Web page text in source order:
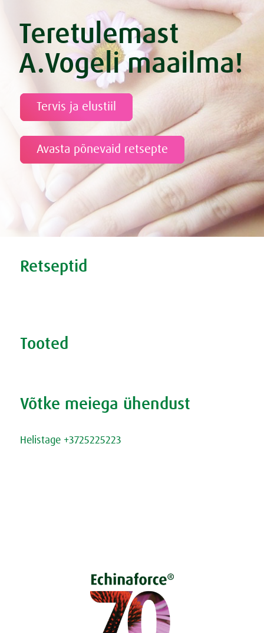
Teretulemast
A.Vogeli maailma!
Tervis ja elustiil
Avasta põnevaid retsepte
Retseptid
Tooted
Võtke meiega ühendust
Helistage +3725225223